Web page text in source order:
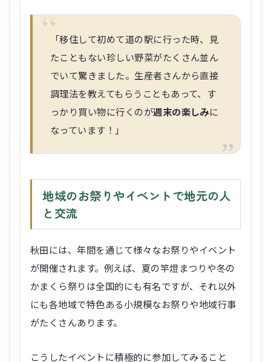
「移住して初めて道の駅に行った時、見
たこともない珍しい野菜がたくさん並ん
でいて驚きました。生産者さんから直接
調理法を教えてもらうこともあって、す
っかり買い物に行くのが週末の楽しみに
なっています！」
地域のお祭りやイベントで地元の人
と交流
秋田には、年間を通じて様々なお祭りやイベント
が開催されます。例えば、夏の竿燈まつりや冬の
かまくら祭りは全国的にも有名ですが、それ以外
にも各地域で特色ある小規模なお祭りや地域行事
がたくさんあります。
こうしたイベントに積極的に参加してみること